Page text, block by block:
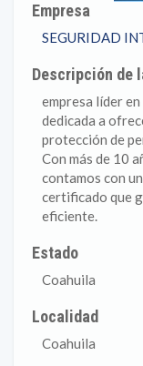
Empresa
SEGURIDAD
Descripción de
empresa líder
dedicada a
protección de
Con más de 10
contamos con
certificado que
eficiente.
Estado
Coahuila
Localidad
Coahuila